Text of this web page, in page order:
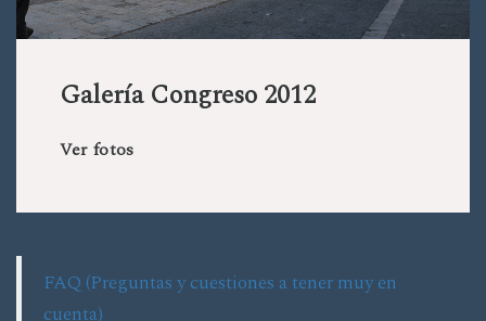
Galería Congreso 2012
Ver fotos
FAQ (Preguntas y cuestiones a tener muy en
cuenta)